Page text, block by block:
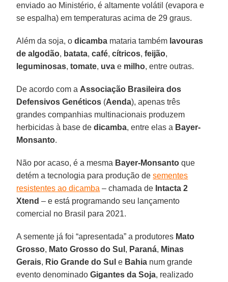
enviado ao Ministério, é altamente volátil (evapora e
se espalha) em temperaturas acima de 29 graus.
Além da soja, odicamba mataria também lavouras
de algodão, batata,café,cítricos,feijão,
leguminosas,tomate, uva e milho, entre outras.
De acordo com a Associação Brasileira dos
Defensivos Genéticos (Aenda), apenas três
grandes companhias multinacionais produzem
herbicidas à base dedicamba, entre elas a Bayer-
Monsanto.
Não por acaso, é a mesma Bayer-Monsanto que
detém a tecnologia para produção desementes
resistentes ao dicamba – chamada de Intacta 2
Xtend – e está programando seu lançamento
comercial no Brasil para 2021.
A semente já foi “apresentada” a produtores Mato
Grosso, Mato Grosso do Sul , Paraná, Minas
Gerais, Rio Grande do Sul e Bahia num grande
evento denominadoGigantes da Soja, realizado